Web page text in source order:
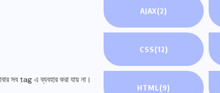
tag এ ব্যবহার করা যায় না।
AJAX(2)
CSS(12)
HTML(9)